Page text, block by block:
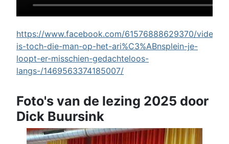
https://www.facebook.com/61576888629370/videos/
is-toch-die-man-op-het-ari%C3%ABnsplein-je-
loopt-er-misschien-gedachteloos-
langs-/1469563374185007/
Foto's van de lezing 2025 door
Dick Buursink